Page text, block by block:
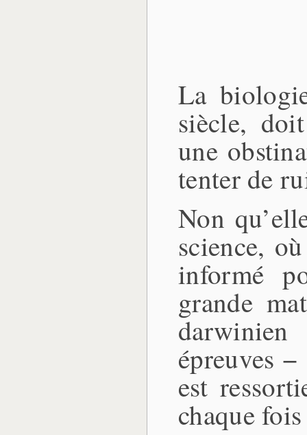
La
siècle,
une
tenter de
Non
science,
informé
grande
épreuves
est
chaque